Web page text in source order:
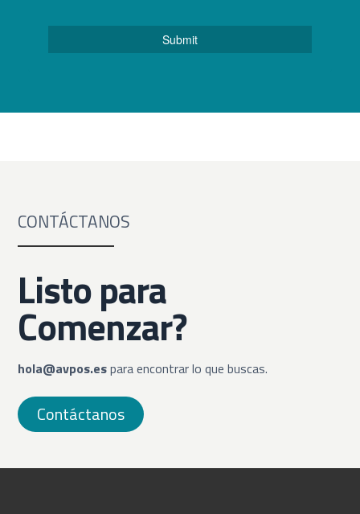
CONTÁCTANOS
Listo para
Comenzar?
hola@avpos.espara encontrar lo que buscas.
Contáctanos